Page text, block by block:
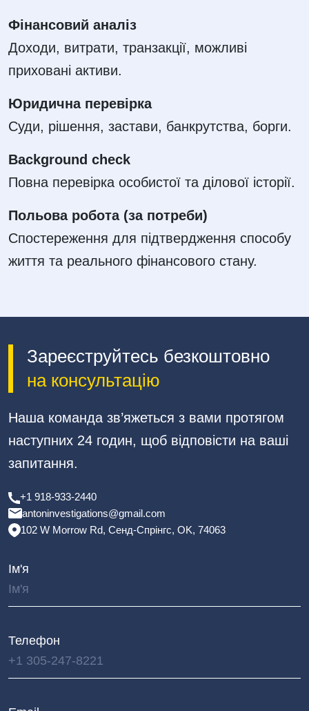
Фінансовий аналіз
Доходи, витрати, транзакції, можливі
приховані активи.
Юридична перевірка
Суди, рішення, застави, банкрутства, борги.
Background check
Повна перевірка особистої та ділової історії.
Польова робота (за потреби)
Спостереження для підтвердження способу
життя та реального фінансового стану.
Зареєструйтесь безкоштовно
на консультацію
Наша команда зв’яжеться з вами протягом
наступних 24 годин, щоб відповісти на ваші
запитання.
+1 918-933-2440
antoninvestigations@gmail.com
102 W Morrow Rd, Сенд-Спрінгс, OK, 74063
Ім'я
Телефон